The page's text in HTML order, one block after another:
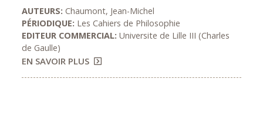
AUTEURS:Chaumont, Jean-Michel
PÉRIODIQUE: Les Cahiers de Philosophie
EDITEUR COMMERCIAL:Universite de Lille III (Charles
de Gaulle)
EN SAVOIR PLUS